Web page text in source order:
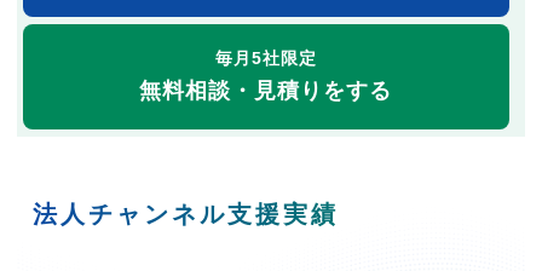
毎月5社限定
無料相談・見積りをする
法人チャンネル支援実績